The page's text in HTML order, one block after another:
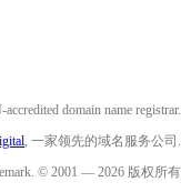
domain name registrar.
, 一家领先的域名服务公司.
© 2001 — 2026 版权所有